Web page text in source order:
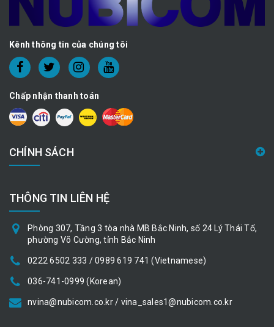
Kênh thông tin của chúng tôi
Chấp nhận thanh toán
CHÍNH SÁCH
THÔNG TIN LIÊN HỆ
Phòng 307, Tầng 3 tòa nhà MB Bắc Ninh, số 24 Lý Thái Tổ,
phường Võ Cường, tỉnh Bắc Ninh
0222 6502 333 / 0989 619 741 (Vietnamese)
036-741-0999 (Korean)
nvina@nubicom.co.kr / vina_sales1@nubicom.co.kr